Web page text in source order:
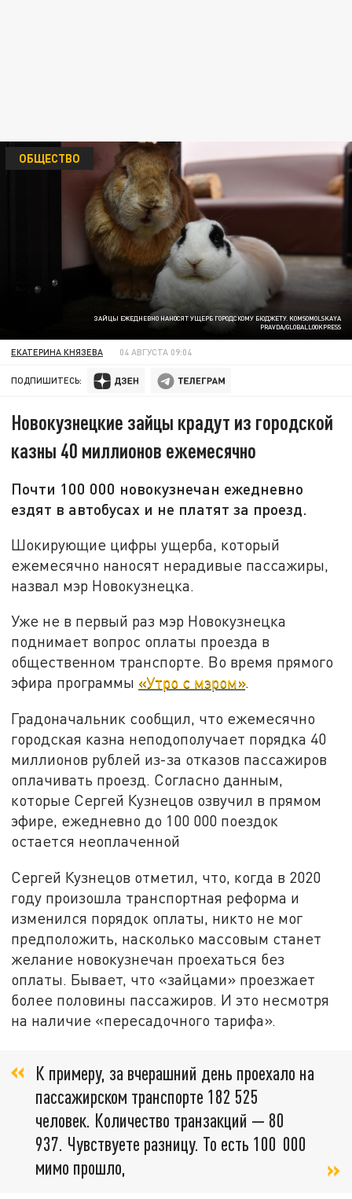
ЗАЙЦЫ ЕЖЕДНЕВНО НАНОСЯТ УЩЕРБ ГОРОДСКОМУ БЮДЖЕТУ. KOMSOMOLSKAYA
PRAVDA/GLOBALLOOKPRESS
ОБЩЕСТВО
ЕКАТЕРИНА КНЯЗЕВА 04 АВГУСТА 09:04
ПОДПИШИТЕСЬ:
Новокузнецкие зайцы крадут из городской
казны 40 миллионов ежемесячно
Почти 100 000 новокузнечан ежедневно
ездят в автобусах и не платят за проезд.
Шокирующие цифры ущерба, который
ежемесячно наносят нерадивые пассажиры,
назвал мэр Новокузнецка.
Уже не в первый раз мэр Новокузнецка
поднимает вопрос оплаты проезда в
общественном транспорте. Во время прямого
эфира программы «Утро с мэром».
Градоначальник сообщил, что ежемесячно
городская казна неподополучает порядка 40
миллионов рублей из-за отказов пассажиров
оплачивать проезд. Согласно данным,
которые Сергей Кузнецов озвучил в прямом
эфире, ежедневно до 100 000 поездок
остается неоплаченной
Сергей Кузнецов отметил, что, когда в 2020
году произошла транспортная реформа и
изменился порядок оплаты, никто не мог
предположить, насколько массовым станет
желание новокузнечан проехаться без
оплаты. Бывает, что «зайцами» проезжает
более половины пассажиров. И это несмотря
на наличие «пересадочного тарифа».
К примеру, за вчерашний день проехало на
пассажирском транспорте 182 525
человек. Количество транзакций — 80
937. Чувствуете разницу. То есть 100 000
мимо прошло,